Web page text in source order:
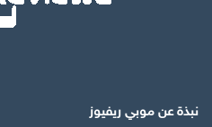
نبذة عن موبي ريفيوز